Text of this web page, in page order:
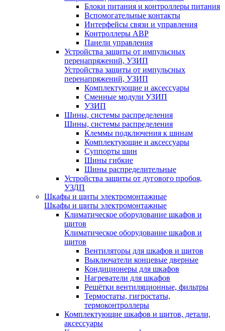
Блоки питания и контроллеры питания
Вспомогательные контакты
Интерфейсы связи и управления
Контроллеры АВР
Панели управления
Устройства защиты от импульсных
перенапряжений, УЗИП
Устройства защиты от импульсных
перенапряжений, УЗИП
Комплектующие и аксессуары
Сменные модули УЗИП
УЗИП
Шины, системы распределения
Шины, системы распределения
Клеммы подключения к шинам
Комплектующие и аксессуары
Суппорты шин
Шины гибкие
Шины распределительные
Устройства защиты от дугового пробоя,
УЗДП
Шкафы и щиты электромонтажные
Шкафы и щиты электромонтажные
Климатическое оборудование шкафов и
щитов
Климатическое оборудование шкафов и
щитов
Вентиляторы для шкафов и щитов
Выключатели концевые дверные
Кондиционеры для шкафов
Нагреватели для шкафов
Решётки вентиляционные, фильтры
Термостаты, гигростаты,
термоконтроллеры
Комплектующие шкафов и щитов, детали,
аксессуары